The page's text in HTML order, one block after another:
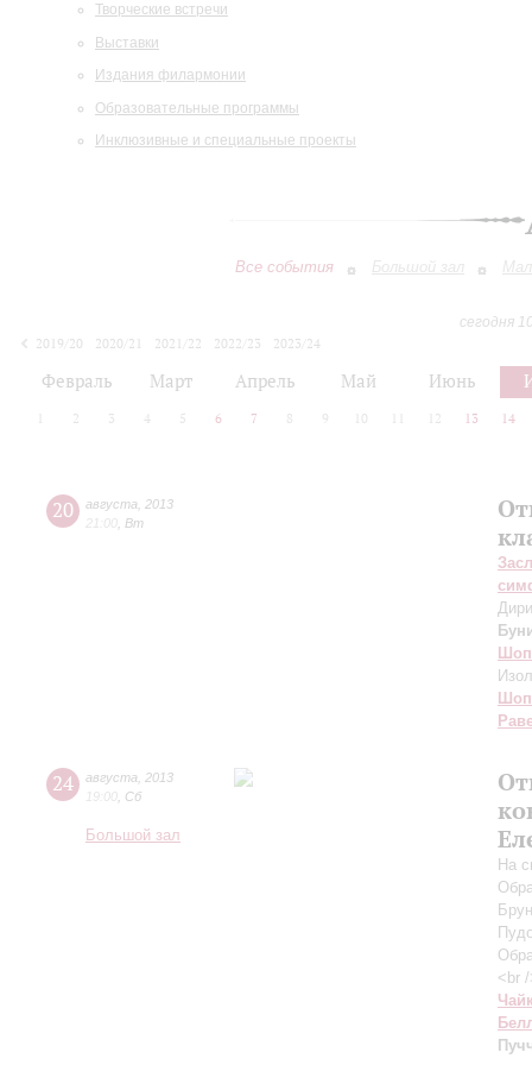
Творческие встречи
Выставки
Издания филармонии
Образовательные программы
Инклюзивные и специальные проекты
Все события Большой зал
сегодня
2019/20
2020/21 2021/22 2022/23
2023/24
Февраль Март Апрель Май Июнь
2 3 4 5 6 7 8 9 10 12 13 14
20 августа
2013
21:00 Вт
24 августа
2013
19:00 Сб
Большой зал
На
<br